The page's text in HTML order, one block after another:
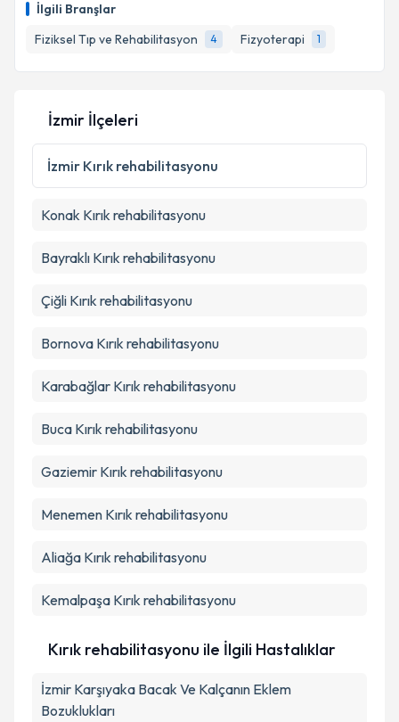
İlgili Branşlar
Fiziksel Tıp ve Rehabilitasyon
4 Fizyoterapi 1
için bir takvim hazırlandığında e-posta ile
bilgilendireceğiz.
E-posta Adresiniz
Kişisel verilerimin işlenmesine ilişkin
Metni'ni okudum ve kişisel verilerimin belirtilen
Takvim Talebini Gönder
İzmir İlçeleri
İzmir Kırık rehabilitasyonu
Konak Kırık rehabilitasyonu
Bayraklı Kırık rehabilitasyonu
Çiğli Kırık rehabilitasyonu
Bornova Kırık rehabilitasyonu
Karabağlar Kırık rehabilitasyonu
Buca Kırık rehabilitasyonu
Gaziemir Kırık rehabilitasyonu
Menemen Kırık rehabilitasyonu
Aliağa Kırık rehabilitasyonu
Kemalpaşa Kırık rehabilitasyonu
Kırık rehabilitasyonu ile İlgili Hastalıklar
İzmir Karşıyaka Bacak Ve Kalçanın Eklem
Bozuklukları